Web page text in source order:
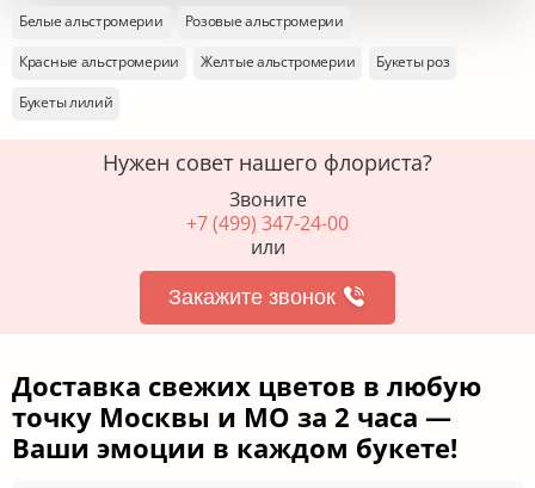
Белые альстромерии
Розовые альстромерии
Красные альстромерии
Желтые альстромерии
Букеты роз
Букеты лилий
Нужен совет нашего флориста?
Звоните
+7 (499) 347-24-00
или
Закажите звонок
Доставка свежих цветов в любую
точку Москвы и МО за 2 часа —
Ваши эмоции в каждом букете!